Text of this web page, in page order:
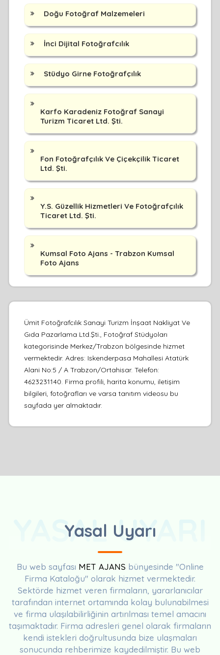
Doğu Fotoğraf Malzemeleri
İnci Dijital Fotoğrafcılık
Stüdyo Girne Fotoğrafçılık
Karfo Karadeniz Fotoğraf Sanayi
Turizm Ticaret Ltd. Şti.
Fon Fotoğrafçılık Ve Çiçekçilik Ticaret
Ltd. Şti.
Y.S. Güzellik Hizmetleri Ve Fotoğrafçılık
Ticaret Ltd. Şti.
Kumsal Foto Ajans - Trabzon Kumsal
Foto Ajans
Ümit Fotoğrafcılık Sanayi Turizm İnşaat Nakliyat Ve
Gıda Pazarlama Ltd.Şti., Fotoğraf Stüdyoları
kategorisinde Merkez/Trabzon bölgesinde hizmet
vermektedir. Adres: Iskenderpasa Mahallesi Atatürk
Alani No:5 / A Trabzon/Ortahisar. Telefon:
4623231140. Firma profili, harita konumu, iletişim
bilgileri, fotoğrafları ve varsa tanıtım videosu bu
sayfada yer almaktadır.
Yasal Uyarı
YASAL UYARI
Bu web sayfası MET AJANS bünyesinde "Online
Firma Kataloğu" olarak hizmet vermektedir.
Sektörde hizmet veren firmaların, yararlanıcılar
tarafından internet ortamında kolay bulunabilmesi
ve firma ulaşılabilirliğinin artırılması temel amacını
taşımaktadır. Firma adresleri genel olarak firmaların
kendi istekleri doğrultusunda bize ulaşmaları
sonucunda rehberimize kaydedilmiştir. Bu web